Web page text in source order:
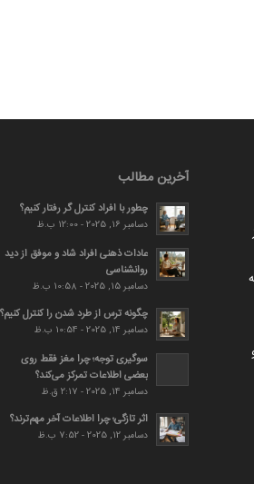
آخرین مطالب
چطور با افراد کنترل گر رفتار کنیم؟
دسامبر 16, 2025 - 12:00 ب.ظ
عادات ذهنی افراد شاد و موفق از دید
روانشناسی
دسامبر 15, 2025 - 10:58 ب.ظ
چگونه ترس از طرد شدن را کنترل کنیم؟
دسامبر 14, 2025 - 10:54 ب.ظ
سوگیری توجه؛ چرا مغز فقط روی
بعضی اطلاعات تمرکز می‌کند؟
دسامبر 14, 2025 - 2:17 ق.ظ
اثر تازگی؛ چرا اطلاعات آخر مهم‌ترند؟
دسامبر 12, 2025 - 7:52 ب.ظ